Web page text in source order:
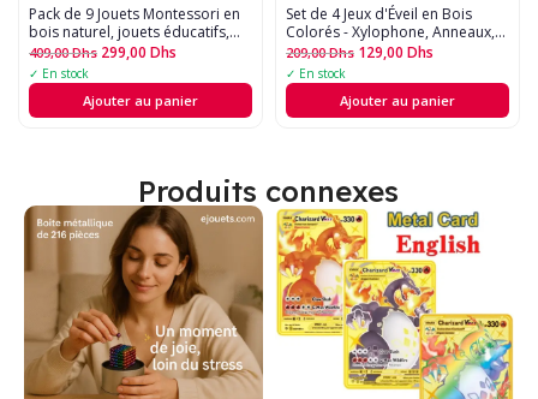
Pack de 9 Jouets Montessori en
bois naturel, jouets éducatifs,
ludiques et amusants pour les
petits
409,00Dhs 299,00 Dhs
✓ En stock
Ajouter au panier
Set de 4 Jeux d'Éveil en Bois
Colorés - Xylophone, Anneaux,
Tri de Formes & Puzzle Animal
209,00Dhs 129,00 Dhs
✓ En stock
Ajouter au panier
Produits connexes